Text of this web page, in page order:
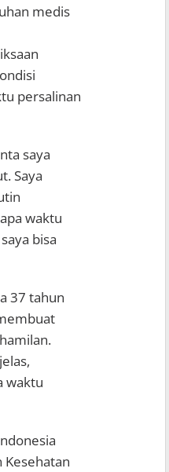
medis
persalinan
saya
Saya
waktu
bisa
37 tahun
waktu
Kesehatan